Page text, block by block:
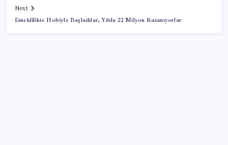
Next
Emeklilikte Hobiyle Başladılar, Yılda 22 Milyon Kazanıyorlar